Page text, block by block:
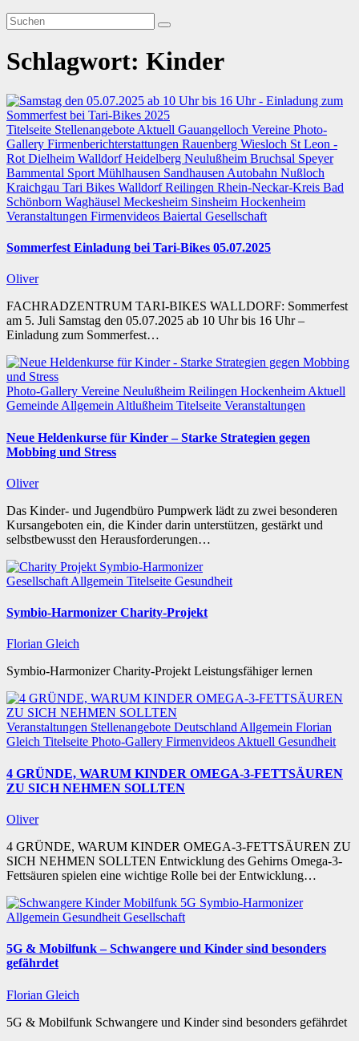
Schlagwort: Kinder
Titelseite Stellenangebote Aktuell Gauangelloch Vereine Photo-
Gallery Firmenberichterstattungen Rauenberg Wiesloch St Leon -
Rot Dielheim WalldorfHeidelberg Neulußheim Bruchsal Speyer
Bammental Sport Mühlhausen Sandhausen Autobahn Nußloch
Kraichgau Tari Bikes WalldorfReilingen Rhein-Neckar-Kreis Bad
Schönborn Waghäusel Meckesheim Sinsheim Hockenheim
Veranstaltungen Firmenvideos Baiertal Gesellschaft
Sommerfest Einladung bei Tari-Bikes 05.07.2025
Oliver
FACHRADZENTRUM TARI-BIKES WALLDORF: Sommerfest
am 5. Juli Samstag den 05.07.2025 ab 10 Uhr bis 16 Uhr –
Einladung zum Sommerfest…
Photo-Gallery Vereine Neulußheim Reilingen HockenheimAktuell
GemeindeAllgemeinAltlußheim Titelseite Veranstaltungen
Neue Heldenkurse für Kinder – Starke Strategien gegen
Mobbing und Stress
Oliver
Das Kinder- und Jugendbüro Pumpwerk lädt zu zwei besonderen
Kursangeboten ein, die Kinder darin unterstützen, gestärkt und
selbstbewusst den Herausforderungen…
Gesellschaft Allgemein Titelseite Gesundheit
Symbio-Harmonizer Charity-Projekt
Florian Gleich
Symbio-Harmonizer Charity-Projekt Leistungsfähiger lernen
Veranstaltungen Stellenangebote DeutschlandAllgemein Florian
Gleich Titelseite Photo-Gallery FirmenvideosAktuell Gesundheit
4 GRÜNDE, WARUM KINDER OMEGA-3-FETTSÄUREN
ZU SICH NEHMEN SOLLTEN
Oliver
4 GRÜNDE, WARUM KINDER OMEGA-3-FETTSÄUREN ZU
SICH NEHMEN SOLLTEN Entwicklung des Gehirns Omega-3-
Fettsäuren spielen eine wichtige Rolle bei der Entwicklung…
Allgemein Gesundheit Gesellschaft
5G & Mobilfunk – Schwangere und Kinder sind besonders
gefährdet
Florian Gleich
5G & Mobilfunk Schwangere und Kinder sind besonders gefährdet